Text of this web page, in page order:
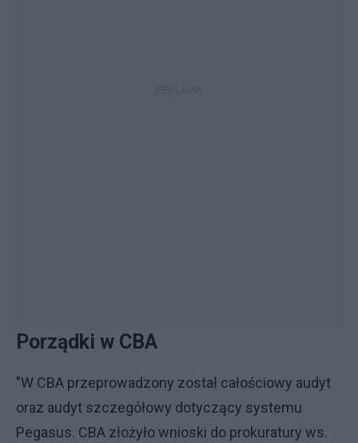
Porządki w CBA
"W CBA przeprowadzony został całościowy audyt
oraz audyt szczegółowy dotyczący systemu
Pegasus. CBA złożyło wnioski do prokuratury ws.